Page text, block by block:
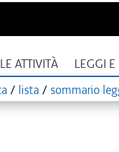
LE ATTIVITÀ LEGGI
/ lista / sommario